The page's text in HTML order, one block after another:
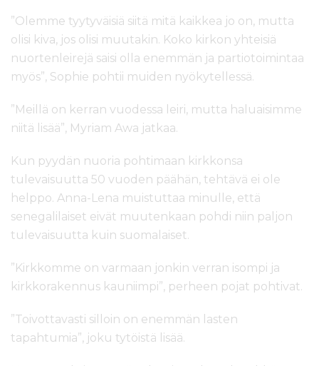
”Olemme tyytyväisiä siitä mitä kaikkea jo on, mutta
olisi kiva, jos olisi muutakin. Koko kirkon yhteisiä
nuortenleirejä saisi olla enemmän ja partiotoimintaa
myös”, Sophie pohtii muiden nyökytellessä.
”Meillä on kerran vuodessa leiri, mutta haluaisimme
niitä lisää”, Myriam Awa jatkaa.
Kun pyydän nuoria pohtimaan kirkkonsa
tulevaisuutta 50 vuoden päähän, tehtävä ei ole
helppo. Anna-Lena muistuttaa minulle, että
senegalilaiset eivät muutenkaan pohdi niin paljon
tulevaisuutta kuin suomalaiset.
”Kirkkomme on varmaan jonkin verran isompi ja
kirkkorakennus kauniimpi”, perheen pojat pohtivat.
”Toivottavasti silloin on enemmän lasten
tapahtumia”, joku tytöistä lisää.